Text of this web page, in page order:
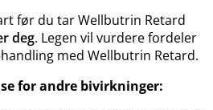
før du tar Wellbutrin Retard
deg. Legen vil vurdere fordeler
med Wellbutrin Retard.
for andre bivirkninger: